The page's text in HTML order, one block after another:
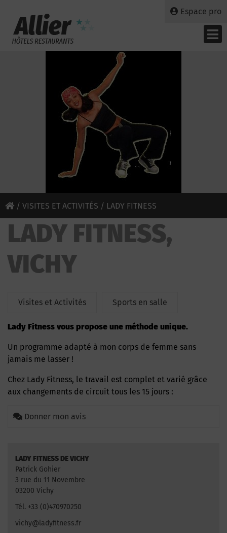
Espace pro
/ VISITES ET ACTIVITÉS / LADY FITNESS
LADY FITNESS,
VICHY
Visites et Activités Sports en salle
Lady Fitness vous propose une méthode unique.
Un programme adapté à mon corps de femme sans
jamais me lasser !
Chez Lady Fitness, le travail est complet et varié grâce
aux changements de circuit tous les 15 jours :
Donner mon avis
LADY FITNESS DE VICHY
Patrick Gohier
3 rue du 11 Novembre
03200 Vichy
Tél. +33 (0)470970250
vichy@ladyfitness.fr